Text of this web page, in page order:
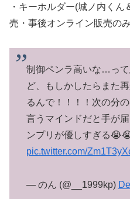
・キーホルダー(城ノ内く
売・事後オンライン販売のみ
制御ペンラ高いな…っ
ど、もしかしたらまた
るんで！！！！次の分
言うマインドだと手が
ンプリが優しすぎる
pic.twitter.com/
— のん (@__1999kp)